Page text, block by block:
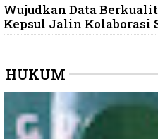
Wujudkan Data
Kepsul Jalin Kolaborasi
HUKUM